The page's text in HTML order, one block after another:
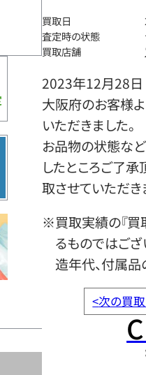
買取日
査定時の状態
買取店舗
2023年12月28日
大阪府のお客様
いただきました。
お品物の状態など
したところご了
取させていただき
※買取実績の『買
るものではござ
造年代、付属品
<次の買